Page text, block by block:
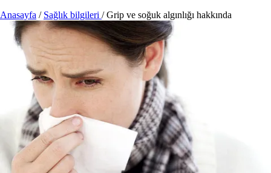
Anasayfa / Sağlık bilgileri / Grip ve soğuk algınlığı hakkında